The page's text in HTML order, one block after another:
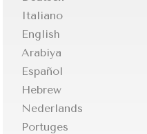
Italiano
English
Arabiya
Español
Hebrew
Nederlands
Portuges